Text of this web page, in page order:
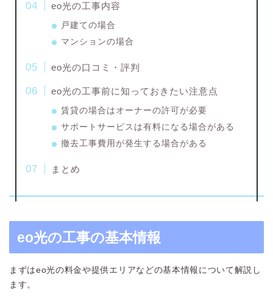
eo光の工事内容
戸建ての場合
マンションの場合
eo光の口コミ・評判
eo光の工事前に知っておきたい注意点
賃貸の場合はオーナーの許可が必要
サポートサービスは有料になる場合がある
撤去工事費用が発生する場合がある
まとめ
eo光の工事の基本情報
まずはeo光の料金や提供エリアなどの基本情報について解説し
ます。